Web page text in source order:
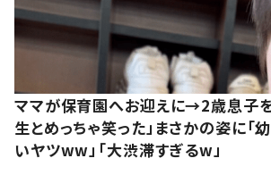
ママが保育園へお迎えに→2歳息子
生とめっちゃ笑った」まさかの姿に「
いヤツww」「大渋滞すぎるw」